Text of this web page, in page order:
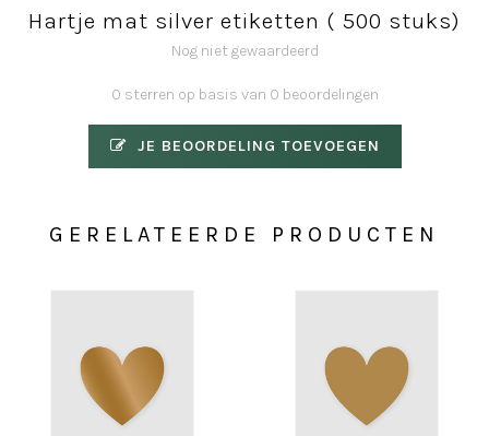
Hartje mat silver etiketten ( 500 stuks)
Nog niet gewaardeerd
0 sterren op basis van 0 beoordelingen
JE BEOORDELING TOEVOEGEN
GERELATEERDE PRODUCTEN